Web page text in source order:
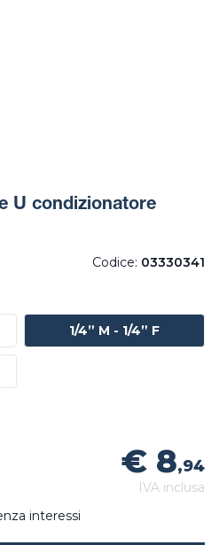
U condizionatore
Codice: 03330341
1/4” M - 1/4” F
€ 8,94
IVA inclusa
interessi